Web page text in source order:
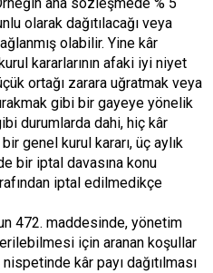
olarak dağıtılacağı veya
olabilir. Yine kâr
kararlarının afaki iyi niyet
ortağı zarara uğratmak veya
gibi bir gayeye yönelik
durumlarda dahi, hiç kâr
genel kurul kararı, üç aylık
bir iptal davasına konu
iptal edilmedikçe
472. maddesinde, yönetim
için aranan koşullar
kâr payı dağıtılması